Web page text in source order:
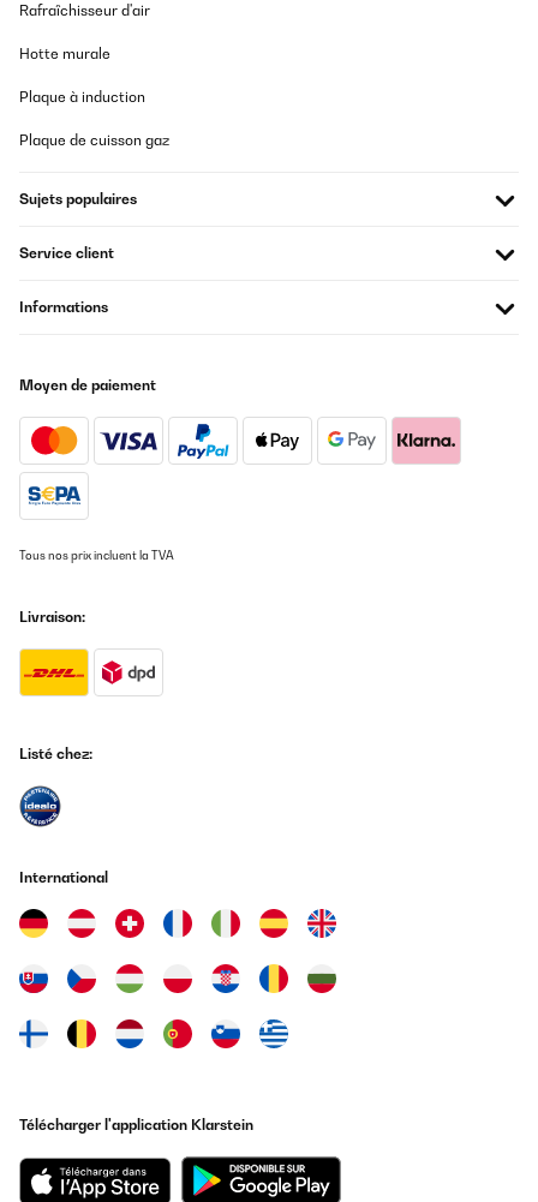
Rafraîchisseur d'air
Hotte murale
Plaque à induction
Plaque de cuisson gaz
Sujets populaires
Service client
Informations
Moyen de paiement
Tous nos prix incluent la TVA
Livraison:
Listé chez:
International
Télécharger l'application Klarstein